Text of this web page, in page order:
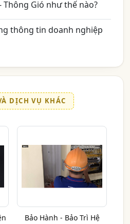
Gió như thế nào?
thông tin doanh nghiệp
DỊCH VỤ KHÁC
Bảo Hành - Bảo Trì Hệ